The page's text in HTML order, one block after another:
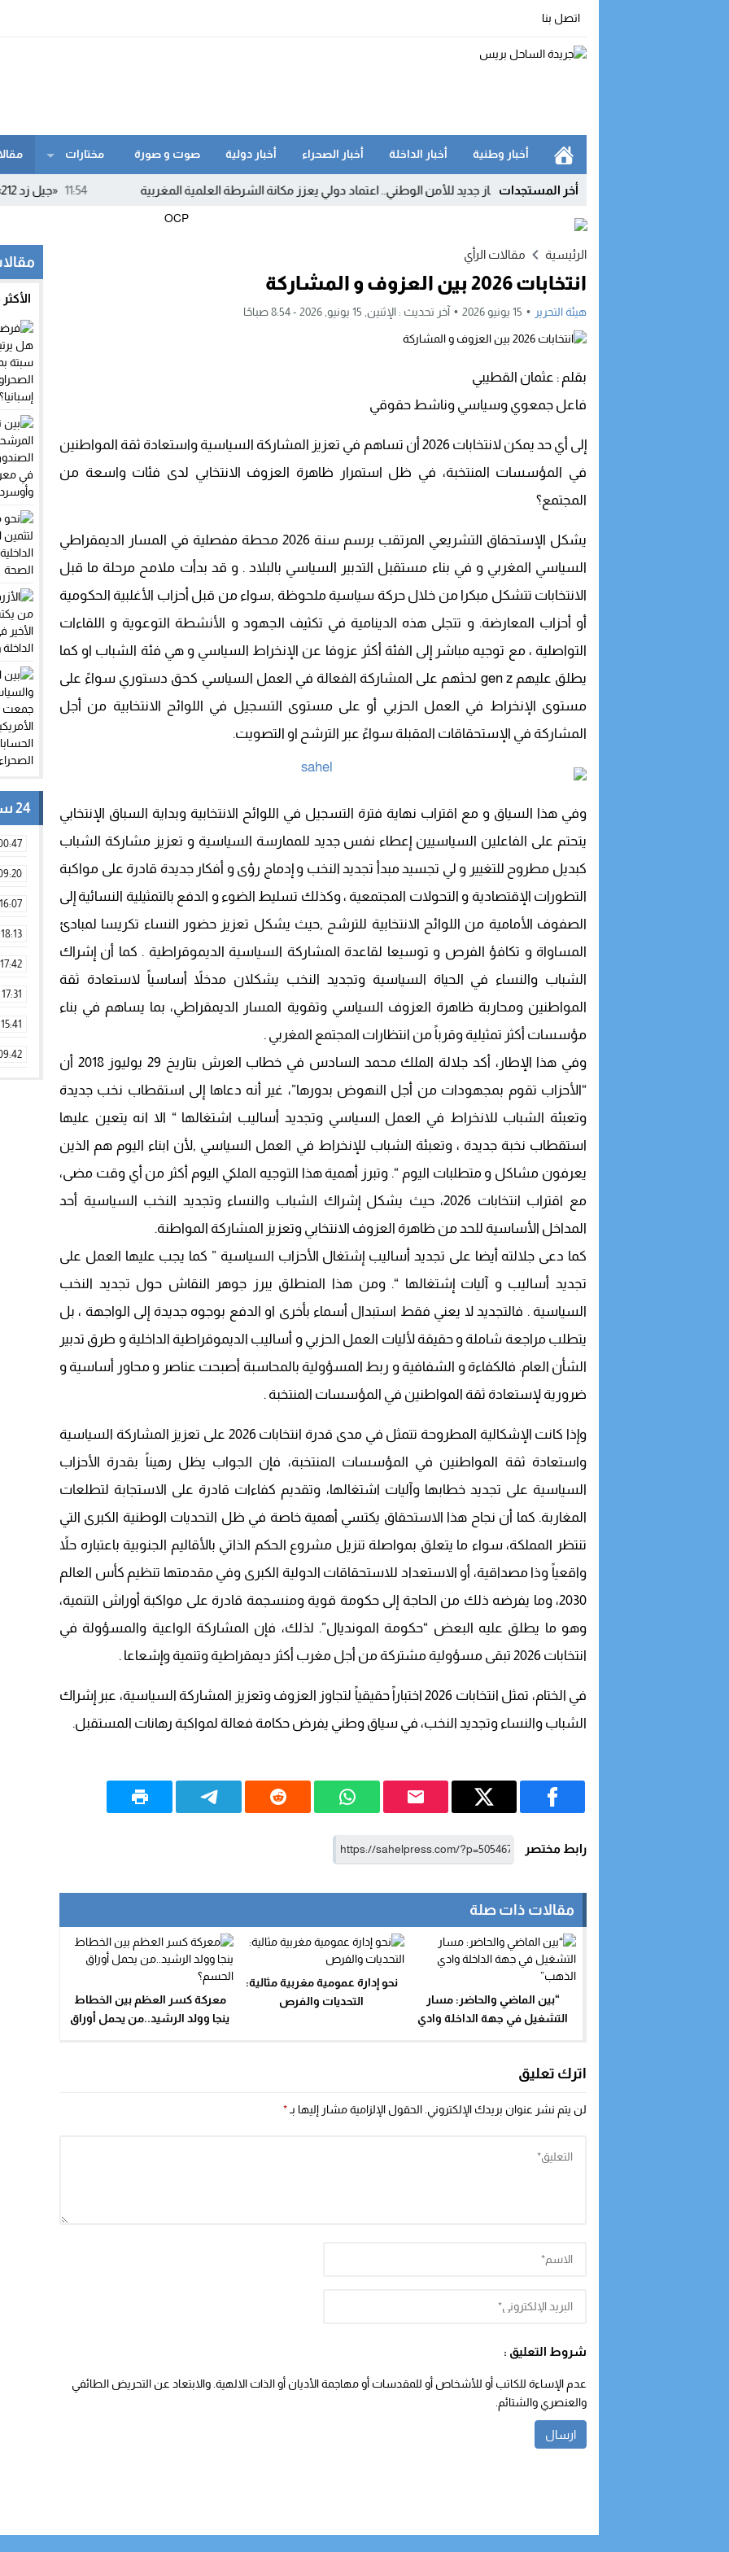
اتصل بنا
أخبار وطنية أخبار الداخلة أخبار الصحراء أخبار دولية صوت و صورة مختارات
أخر المستجدات «جيل زد 212» ينفي الدعوة إلى أي احتجاجات ويحذر من بلاغات ومنشورات مفبركة 09:54 إنجاز جديد للأمن الوطني.. اعتماد دولي يعزز مكانة الشرطة العلمية المغربية
الرئيسية مقالات الرأي
انتخابات 2026 بين العزوف و المشاركة
هيئة التحرير 15 يونيو 2026 آخر تحديث : الإثنين, 15 يونيو, 2026 - 8:54 صباحًا
بقلم : عثمان القطيبي
فاعل جمعوي وسياسي وناشط حقوقي
إلى أي حد يمكن لانتخابات 2026 أن تساهم في تعزيز المشاركة السياسية واستعادة ثقة المواطنين
في المؤسسات المنتخبة، في ظل استمرار ظاهرة العزوف الانتخابي لدى فئات واسعة من
المجتمع؟
يشكل الإستحقاق التشريعي المرتقب برسم سنة 2026 محطة مفصلية في المسار الديمقراطي
السياسي المغربي و في بناء مستقبل التدبير السياسي بالبلاد . و قد بدأت ملامح مرحلة ما قبل
الانتخابات تتشكل مبكرا من خلال حركة سياسية ملحوظة ,سواء من قبل أحزاب الأغلبية الحكومية
أو أحزاب المعارضة. و تتجلى هذه الدينامية في تكثيف الجهود و الأنشطة التوعوية و اللقاءات
التواصلية ، مع توجيه مباشر إلى الفئة أكثر عزوفا عن الإنخراط السياسي و هي فئة الشباب او كما
يطلق عليهم gen z لحثهم على المشاركة الفعالة في العمل السياسي كحق دستوري سواءً على
مستوى الإنخراط في العمل الحزبي أو على مستوى التسجيل في اللوائح الانتخابية من أجل
المشاركة في الإستحقاقات المقبلة سواءً عبر الترشح او التصويت.
وفي هذا السياق و مع اقتراب نهاية فترة التسجيل في اللوائح الانتخابية وبداية السباق الإنتخابي
يتحتم على الفاعلين السياسيين إعطاء نفس جديد للممارسة السياسية و تعزيز مشاركة الشباب
كبديل مطروح للتغيير و لي تجسيد مبدأ تجديد النخب و إدماج رؤى و أفكار جديدة قادرة على مواكبة
التطورات الإقتصادية و التحولات المجتمعية ، وكذلك تسليط الضوء و الدفع بالتمثيلية النسائية إلى
الصفوف الأمامية من اللوائح الانتخابية للترشح ,حيث يشكل تعزيز حضور النساء تكريسا لمبادئ
المساواة و تكافؤ الفرص و توسيعا لقاعدة المشاركة السياسية الديموقراطية . كما أن إشراك
الشباب والنساء في الحياة السياسية وتجديد النخب يشكلان مدخلاً أساسياً لاستعادة ثقة
المواطنين ومحاربة ظاهرة العزوف السياسي وتقوية المسار الديمقراطي، بما يساهم في بناء
مؤسسات أكثر تمثيلية وقرباً من انتظارات المجتمع المغربي .
وفي هذا الإطار، أكد جلالة الملك محمد السادس في خطاب العرش بتاريخ 29 يوليوز 2018 أن
“الأحزاب تقوم بمجهودات من أجل النهوض بدورها”، غير أنه دعاها إلى استقطاب نخب جديدة
وتعبئة الشباب للانخراط في العمل السياسي وتجديد أساليب اشتغالها “ الا انه يتعين عليها
استقطاب نخبة جديدة ، وتعبئة الشباب للإنخراط في العمل السياسي ,لأن ابناء اليوم هم الذين
يعرفون مشاكل و متطلبات اليوم “. وتبرز أهمية هذا التوجيه الملكي اليوم أكثر من أي وقت مضى،
مع اقتراب انتخابات 2026، حيث يشكل إشراك الشباب والنساء وتجديد النخب السياسية أحد
المداخل الأساسية للحد من ظاهرة العزوف الانتخابي وتعزيز المشاركة المواطنة.
كما دعى جلالته أيضا على تجديد أساليب إشتغال الأحزاب السياسية ” كما يجب عليها العمل على
تجديد أساليب و آليات إشتغالها “. ومن هذا المنطلق يبرز جوهر النقاش حول تجديد النخب
السياسية . فالتجديد لا يعني فقط استبدال أسماء بأخرى او الدفع بوجوه جديدة إلى الواجهة ، بل
يتطلب مراجعة شاملة و حقيقة لأليات العمل الحزبي و أساليب الديموقراطية الداخلية و طرق تدبير
الشأن العام. فالكفاءة و الشفافية و ربط المسؤولية بالمحاسبة أصبحت عناصر و محاور أساسية و
ضرورية لإستعادة ثقة المواطنين في المؤسسات المنتخبة .
وإذا كانت الإشكالية المطروحة تتمثل في مدى قدرة انتخابات 2026 على تعزيز المشاركة السياسية
واستعادة ثقة المواطنين في المؤسسات المنتخبة، فإن الجواب يظل رهيناً بقدرة الأحزاب
السياسية على تجديد خطابها وآليات اشتغالها، وتقديم كفاءات قادرة على الاستجابة لتطلعات
المغاربة. كما أن نجاح هذا الاستحقاق يكتسي أهمية خاصة في ظل التحديات الوطنية الكبرى التي
تنتظر المملكة، سواء ما يتعلق بمواصلة تنزيل مشروع الحكم الذاتي بالأقاليم الجنوبية باعتباره حلاً
واقعياً وذا مصداقية، أو الاستعداد للاستحقاقات الدولية الكبرى وفي مقدمتها تنظيم كأس العالم
2030، وما يفرضه ذلك من الحاجة إلى حكومة قوية ومنسجمة قادرة على مواكبة أوراش التنمية،
وهو ما يطلق عليه البعض “حكومة المونديال”. لذلك، فإن المشاركة الواعية والمسؤولة في
انتخابات 2026 تبقى مسؤولية مشتركة من أجل مغرب أكثر ديمقراطية وتنمية وإشعاعا .
في الختام، تمثل انتخابات 2026 اختباراً حقيقياً لتجاوز العزوف وتعزيز المشاركة السياسية، عبر إشراك
الشباب والنساء وتجديد النخب، في سياق وطني يفرض حكامة فعالة لمواكبة رهانات المستقبل.
رابط مختصر
مقالات ذات صلة
“بين الماضي والحاضر: مسار
التشغيل في جهة الداخلة وادي
نحو إدارة عمومية مغربية مثالية:
التحديات والفرص
معركة كسر العظم بين الخطاط
ينجا وولد الرشيد..من يحمل أوراق
اترك تعليق
لن يتم نشر عنوان بريدك الإلكتروني. الحقول الإلزامية مشار إليها بـ *
شروط التعليق :
عدم الإساءة للكاتب أو للأشخاص أو للمقدسات أو مهاجمة الأديان أو الذات الالهية. والابتعاد عن التحريض الطائفي
والعنصري والشتائم.
24 ساعة
16:07
18:13
17:42
17:31
15:41